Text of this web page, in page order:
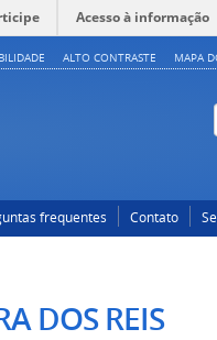
Acesso à informação
ALTO CONTRASTE MAPA
frequentes Contato
DOS REIS